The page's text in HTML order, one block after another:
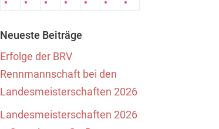
Neueste Beiträge
Erfolge der BRV
Rennmannschaft bei den
Landesmeisterschaften 2026
Landesmeisterschaften 2026